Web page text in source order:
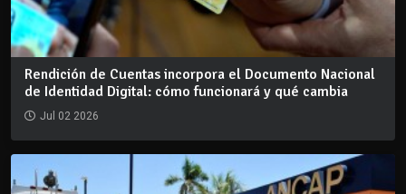
Rendición de Cuentas incorpora el Documento Nacional
de Identidad Digital: cómo funcionará y qué cambia
Jul 02 2026